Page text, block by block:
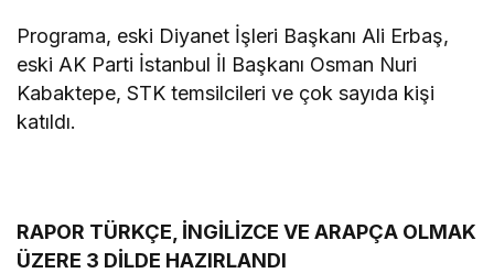
Programa, eski Diyanet İşleri Başkanı Ali Erbaş,
eski AK Parti İstanbul İl Başkanı Osman Nuri
Kabaktepe, STK temsilcileri ve çok sayıda kişi
katıldı.
RAPOR TÜRKÇE, İNGİLİZCE VE ARAPÇA OLMAK
ÜZERE 3 DİLDE HAZIRLANDI